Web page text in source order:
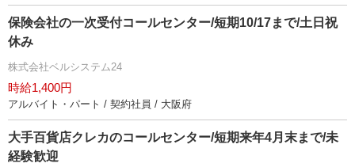
保険会社の一次受付コールセンター/短期10/17まで/土日祝
休み
株式会社ベルシステム24
時給1,400円
アルバイト・パート / 契約社員 / 大阪府
大手百貨店クレカのコールセンター/短期来年4月末まで/未
経験歓迎